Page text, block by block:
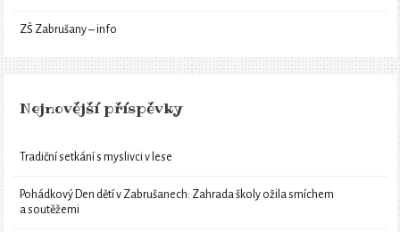
ZŠ Zabrušany – info
Nejnovější příspěvky
Tradiční setkání s myslivci v lese
Pohádkový Den dětí v Zabrušanech: Zahrada školy ožila smíchem
a soutěžemi